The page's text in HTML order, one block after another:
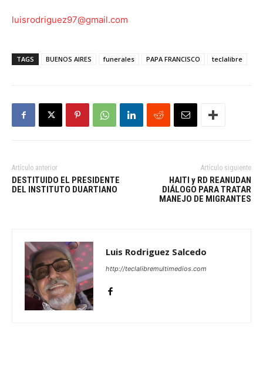
luisrodriguez97@gmail.com
TAGS BUENOS AIRES funerales PAPA FRANCISCO teclalibre
Artículo anterior
DESTITUIDO EL PRESIDENTE
DEL INSTITUTO DUARTIANO
Artículo siguiente
HAITI y RD REANUDAN
DIÁLOGO PARA TRATAR
MANEJO DE MIGRANTES
Luis Rodriguez Salcedo
http://teclalibremultimedios.com